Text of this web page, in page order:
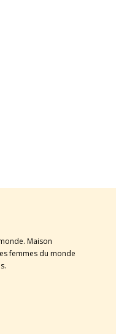
Maison
femmes du monde